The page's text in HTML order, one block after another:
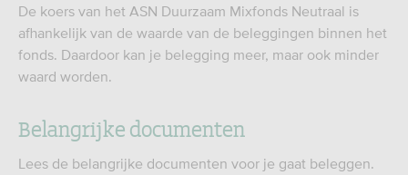
De koers van het ASN Duurzaam Mixfonds Neutraal is
afhankelijk van de waarde van de beleggingen binnen het
fonds. Daardoor kan je belegging meer, maar ook minder
waard worden.
Belangrijke documenten
Lees de belangrijke documenten voor je gaat beleggen.